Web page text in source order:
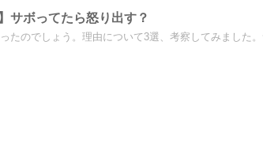
サボってたら怒り出す？
たのでしょう。理由について3選、考察してみました